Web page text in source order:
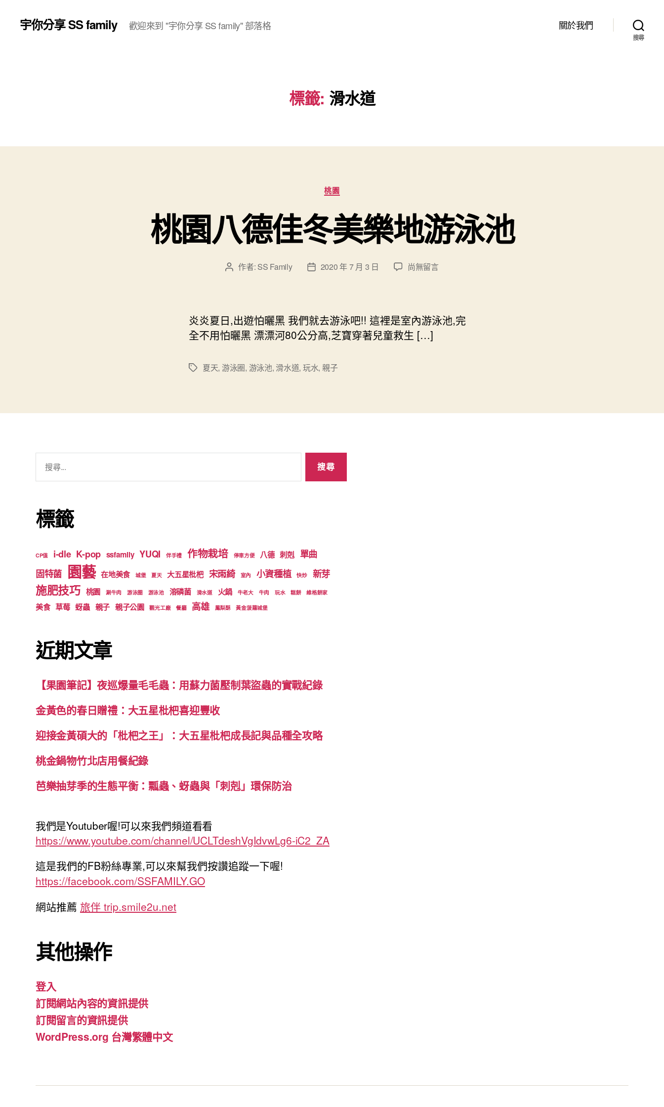
宇你分享 SS family 歡迎來到 "宇你分享 SS family" 部落格 關於我們
搜尋
標籤: 滑水道
分
類
桃園
桃園八德佳冬美樂地游泳池
文 作者: SS Family
文
日
期
2020 年 7 月 3 日
在
德
佳
冬
尚無留言
炎炎夏日,出遊怕曬黑 我們就去游泳吧!! 這裡是室內游泳池,完
全不用怕曬黑 漂漂河80公分高,芝寶穿著兒童救生 […]
標
夏天, 游泳圈, 游泳池, 滑水道, 玩水, 親子
字:
標籤
CP值 i-dle K-pop ssfamily YUQI 伴手禮 作物栽培 停車方便 八德 刺剋 單曲
固特菌 園藝 在地美食 城堡 夏天 大五星枇杷 宋雨綺 室內 小資種植 快炒 新芽
施肥技巧 桃園 涮牛肉 游泳圈 游泳池 溶磷菌 滑水道 火鍋 牛老大 牛肉 玩水 糕餅 維格餅家
美食 草莓 蚜蟲 親子 親子公園 觀光工廠 餐廳 高雄 鳳梨酥 黃金菠蘿城堡
近期文章
【果園筆記】夜巡爆量毛毛蟲：用蘇力菌壓制葉盜蟲的實戰紀錄
金黃色的春日贈禮：大五星枇杷喜迎豐收
迎接金黃碩大的「枇杷之王」：大五星枇杷成長記與品種全攻略
桃金鍋物竹北店用餐紀錄
芭樂抽芽季的生態平衡：瓢蟲、蚜蟲與「刺剋」環保防治
我們是Youtuber喔!可以來我們頻道看看
https://www.youtube.com/channel/UCLTdeshVgIdvwLg6-iC2_ZA
這是我們的FB粉絲專業,可以來幫我們按讚追蹤一下喔!
https://facebook.com/SSFAMILY.GO
網站推薦 旅伴 trip.smile2u.net
其他操作
登入
訂閱網站內容的資訊提供
訂閱留言的資訊提供
WordPress.org 台灣繁體中文